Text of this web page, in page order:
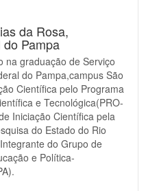
da Rosa,
Pampa
na graduação de Serviço
do Pampa,campus São
Científica pelo Programa
e Tecnológica(PRO-
Iniciação Científica pela
do Estado do Rio
do Grupo de
e Política-